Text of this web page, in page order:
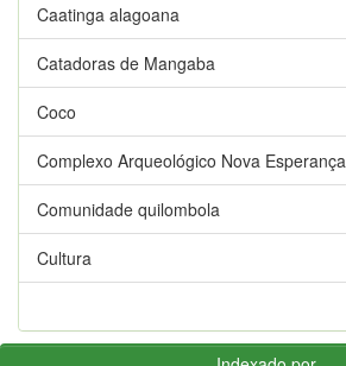
Caatinga alagoana
Catadoras de Mangaba
Coco
Complexo Arqueológico Nova Esperança
Comunidade quilombola
Cultura